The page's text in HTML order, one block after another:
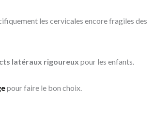
les cervicales encore fragiles des
latéraux rigoureux pour les enfants.
pour faire le bon choix.